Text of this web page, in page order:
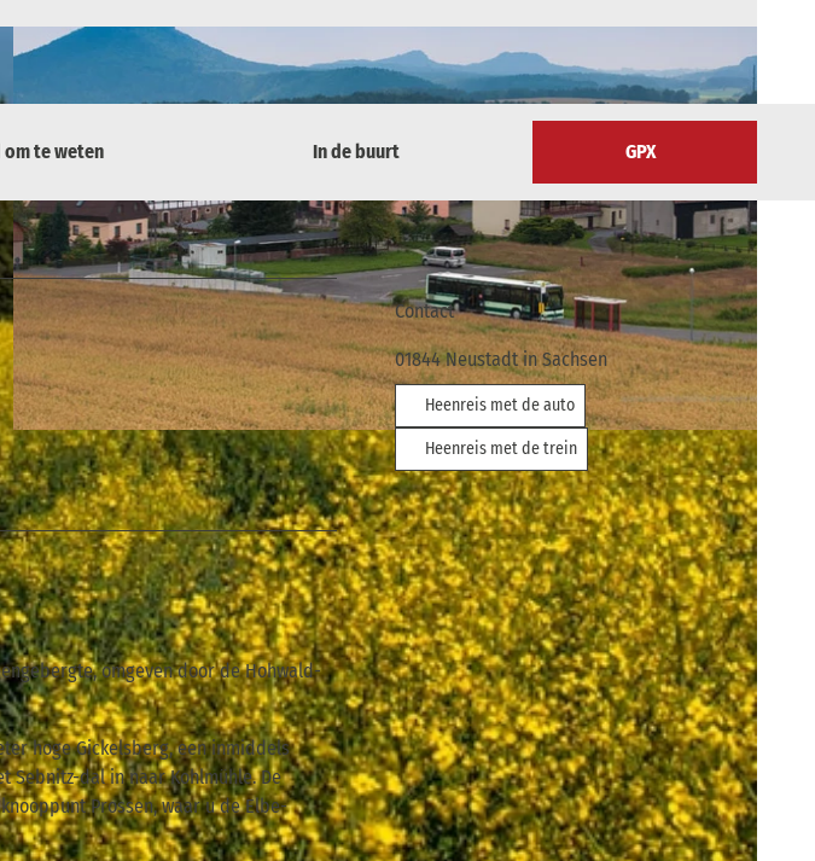
© Rico Richter, Tourismusverband Sächsische Schweiz
om te weten In de buurt GPX
omgeven door de Hohwald-
hoge Gickelsberg, een inmiddels
Sebnitz-dal in naar Kohlmühle. De
Prossen, waar u de Elbe-
Contact
01844Neustadt in Sachsen
Heenreis met de auto
Heenreis met de trein